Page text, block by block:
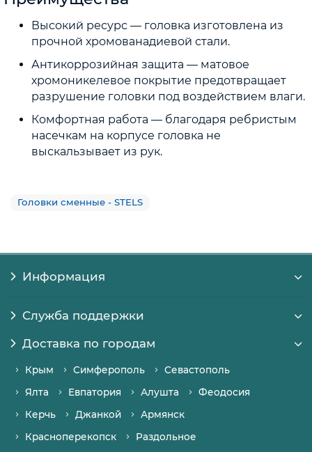
Высокий ресурс — головка изготовлена из
прочной хромованадиевой стали.
Антикоррозийная защита — матовое
хромоникелевое покрытие предотвращает
разрушение головки под воздействием влаги.
Комфортная работа — благодаря ребристым
насечкам на корпусе головка не
выскальзывает из рук.
Головки сменные - STELS
Информация
Служба поддержки
Доставка по городам
Крым Симферополь
Севастополь
Ялта
Евпатория Алушта
Феодосия
Керчь
Джанкой
Армянск
Красноперекопск
Раздольное